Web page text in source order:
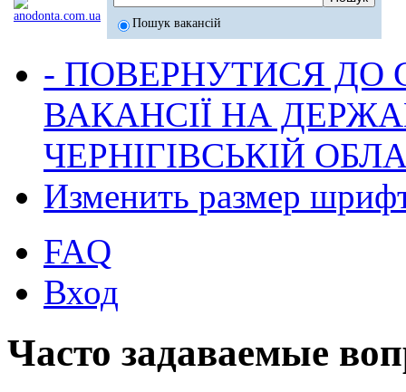
Пошук вакансій
- ПОВЕРНУТИСЯ ДО
ВАКАНСІЇ НА
ЧЕРНІГІВСЬКІЙ
Изменить размер
FAQ
Вход
Часто задаваемые